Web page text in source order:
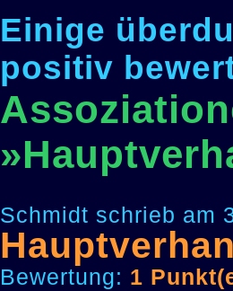
Einige
positiv
Schmidt schrieb am
Bewertung: 1